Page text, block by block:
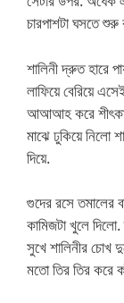
চারপাশটা ঘসতে
শালিনী দ্রুত হারে
লাফিয়ে বেরিয়ে
আআআহ করে শীৎকার
মাঝে ঢুকিয়ে
দিয়ে.
গুদের রসে তমালের
কামিজটা খুলে
সুখে শালিনীর চোখ
মতো তির তির করে